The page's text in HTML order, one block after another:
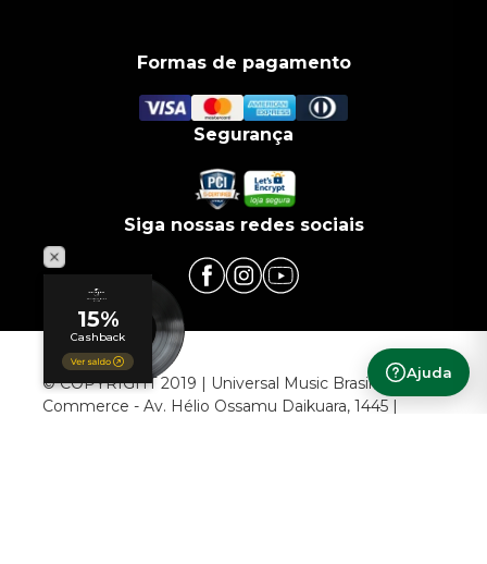
Ajuda
Formas de pagamento
Segurança
Siga nossas redes sociais
© COPYRIGHT 2019 | Universal Music Brasil | Infra
Commerce - Av. Hélio Ossamu Daikuara, 1445 |